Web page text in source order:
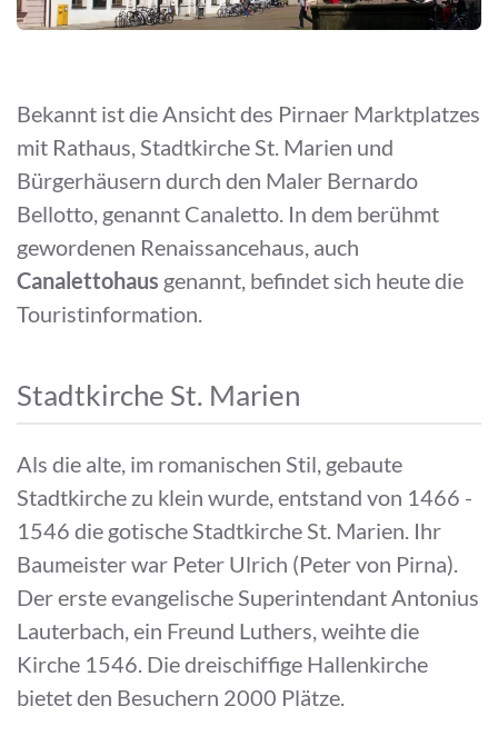
Bekannt ist die Ansicht des Pirnaer Marktplatzes
mit Rathaus, Stadtkirche St. Marien und
Bürgerhäusern durch den Maler Bernardo
Bellotto, genannt Canaletto. In dem berühmt
gewordenen Renaissancehaus, auch
Canalettohaus genannt, befindet sich heute die
Touristinformation.
Stadtkirche St. Marien
Als die alte, im romanischen Stil, gebaute
Stadtkirche zu klein wurde, entstand von 1466 -
1546 die gotische Stadtkirche St. Marien. Ihr
Baumeister war Peter Ulrich (Peter von Pirna).
Der erste evangelische Superintendant Antonius
Lauterbach, ein Freund Luthers, weihte die
Kirche 1546. Die dreischiffige Hallenkirche
bietet den Besuchern 2000 Plätze.